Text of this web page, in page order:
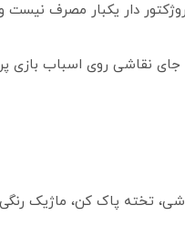
دار یکبار مصرف
جای نقاشی روی اسباب بازی
تخته پاک کن، ماژیک